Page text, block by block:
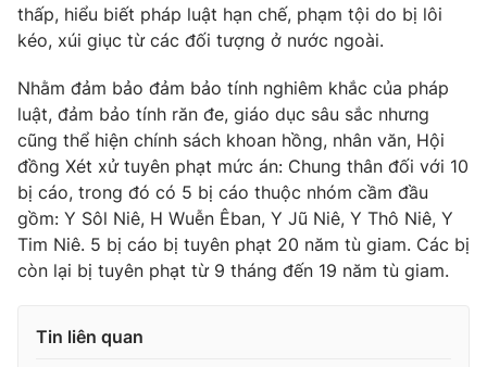
VTV Money VTV Thể thao
VTV Sức khoẻ Bất động sản
Thị trường 24h Tấm lòng Việt
VTV4 Vươn mình bằng AI
thấp, hiểu biết pháp luật hạn chế, phạm tội do bị lôi
kéo, xúi giục từ các đối tượng ở nước ngoài.
Nhằm đảm bảo đảm bảo tính nghiêm khắc của pháp
luật, đảm bảo tính răn đe, giáo dục sâu sắc nhưng
cũng thể hiện chính sách khoan hồng, nhân văn, Hội
đồng Xét xử tuyên phạt mức án: Chung thân đối với 10
bị cáo, trong đó có 5 bị cáo thuộc nhóm cầm đầu
gồm: Y Sôl Niê, H Wuễn Êban, Y Jũ Niê, Y Thô Niê, Y
Tim Niê. 5 bị cáo bị tuyên phạt 20 năm tù giam. Các bị
còn lại bị tuyên phạt từ 9 tháng đến 19 năm tù giam.
Tin liên quan